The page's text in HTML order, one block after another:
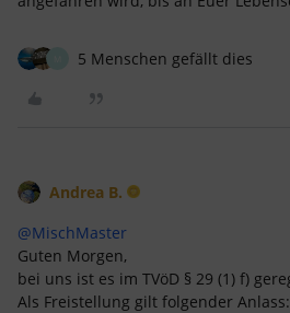
5 Menschen gefällt dies
Andrea B.
@MischMaster
Guten Morgen,
bei uns ist es im TVöD § 29 (1) f)
Als Freistellung gilt folgender